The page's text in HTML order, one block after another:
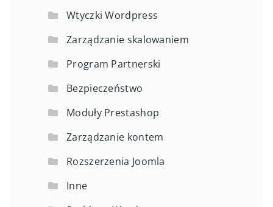
Wtyczki Wordpress
Zarządzanie skalowaniem
Program Partnerski
Bezpieczeństwo
Moduły Prestashop
Zarządzanie kontem
Rozszerzenia Joomla
Inne